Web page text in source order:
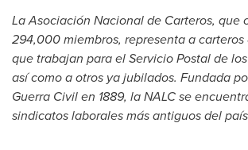
La Asociación Nacional de Carteros, que
294,000 miembros, representa a
que trabajan para el Servicio Postal de
así como a otros ya jubilados. Fundada
Guerra Civilen 1889, la NALC se
sindicatos laborales más antiguos del